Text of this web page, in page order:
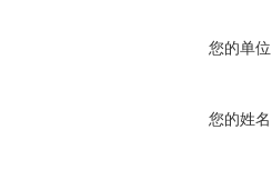
您的单
您的姓